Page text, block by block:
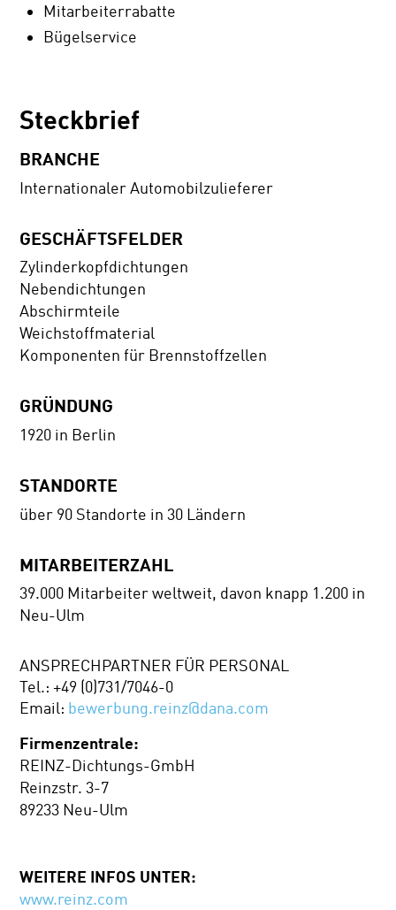
Mitarbeiterrabatte
Bügelservice
Steckbrief
BRANCHE
Internationaler Automobilzulieferer
GESCHÄFTSFELDER
Zylinderkopfdichtungen
Nebendichtungen
Abschirmteile
Weichstoffmaterial
Komponenten für Brennstoffzellen
GRÜNDUNG
1920 in Berlin
STANDORTE
über 90 Standorte in 30 Ländern
MITARBEITERZAHL
39.000 Mitarbeiter weltweit, davon knapp 1.200 in
Neu-Ulm
ANSPRECHPARTNER FÜR PERSONAL
Tel.: +49 (0)731/7046-0
Email: bewerbung.reinz@dana.com
Firmenzentrale:
REINZ-Dichtungs-GmbH
Reinzstr. 3-7
89233 Neu-Ulm
WEITERE INFOS UNTER:
www.reinz.com